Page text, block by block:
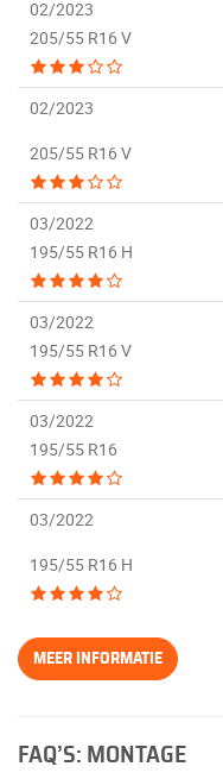
02/2023
205/55 R16 V
02/2023
205/55 R16 V
03/2022
195/55 R16 H
03/2022
195/55 R16 V
03/2022
195/55 R16
03/2022
195/55 R16 H
MEER INFORMATIE
FAQ’S: MONTAGE